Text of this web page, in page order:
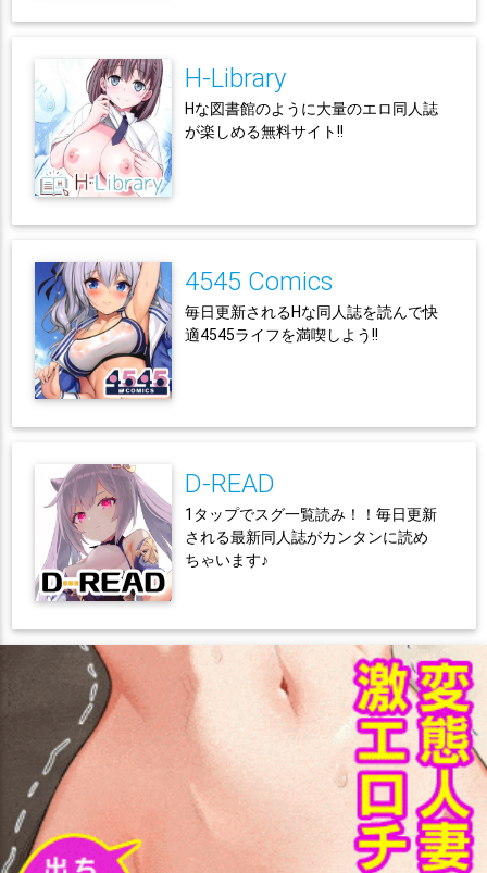
H-Library
Hな図書館のように大量のエロ同人誌
が楽しめる無料サイト!!
4545 Comics
毎日更新されるHな同人誌を読んで快
適4545ライフを満喫しよう!!
D-READ
1タップでスグ一覧読み！！毎日更新
される最新同人誌がカンタンに読め
ちゃいます♪